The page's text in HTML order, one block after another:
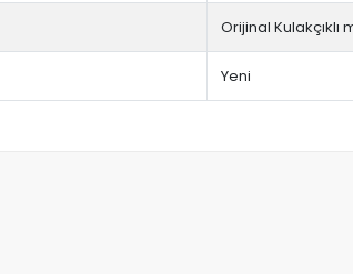
Orijinal Kulakçıklı
Yeni